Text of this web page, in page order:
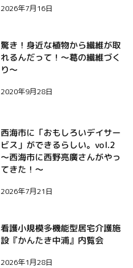
2026年7月16日
驚き！身近な植物から繊維が取
れるんだって！〜葛の繊維づく
り〜
2020年9月28日
西海市に「おもしろいデイサー
ビス」ができるらしい。vol.2
〜西海市に西野亮廣さんがやっ
てきた！〜
2026年7月21日
看護小規模多機能型居宅介護施
設『かんたき中浦』内覧会
2026年1月28日